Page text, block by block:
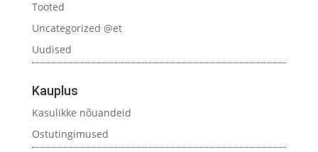
Tooted
Uncategorized @et
Uudised
Kauplus
Kasulikke nõuandeid
Ostutingimused